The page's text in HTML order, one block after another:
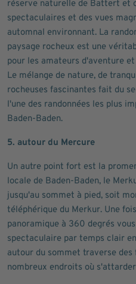
réserve naturelle de Battert et
spectaculaires et des vues
automnal environnant. La
paysage rocheux est une
pour les amateurs d'aventure
Le mélange de nature, de
rocheuses fascinantes fait du
l'une des randonnées les plus
Baden-Baden.
5. autour du Mercure
Un autre point fort est la
locale de Baden-Baden, le
jusqu'au sommet à pied, soit
téléphérique du Merkur. Une
panoramique à 360 degrés
spectaculaire par temps clair
autour du sommet traverse
nombreux endroits où